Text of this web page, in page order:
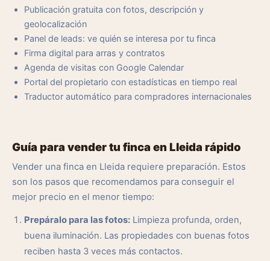
Publicación gratuita con fotos, descripción y
geolocalización
Panel de leads: ve quién se interesa por tu finca
Firma digital para arras y contratos
Agenda de visitas con Google Calendar
Portal del propietario con estadísticas en tiempo real
Traductor automático para compradores internacionales
Guía para vender tu finca en Lleida rápido
Vender una finca en Lleida requiere preparación. Estos
son los pasos que recomendamos para conseguir el
mejor precio en el menor tiempo:
Prepáralo para las fotos: Limpieza profunda, orden,
buena iluminación. Las propiedades con buenas fotos
reciben hasta 3 veces más contactos.